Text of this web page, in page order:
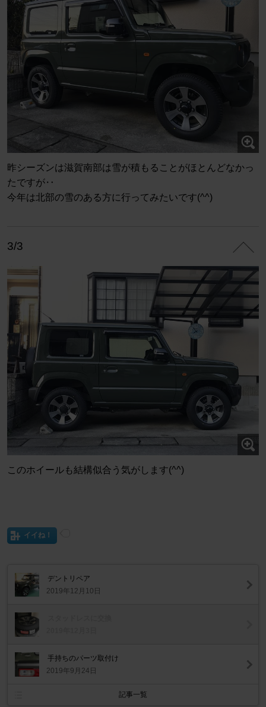
昨シーズンは滋賀南部は雪が積もることがほとんどなかっ
たですが‥
今年は北部の雪のある方に行ってみたいです(^^)
3/3
このホイールも結構似合う気がします(^^)
イイね！
デントリペア
2019年12月10日
手持ちのパーツ取付け
2019年9月24日
記事一覧